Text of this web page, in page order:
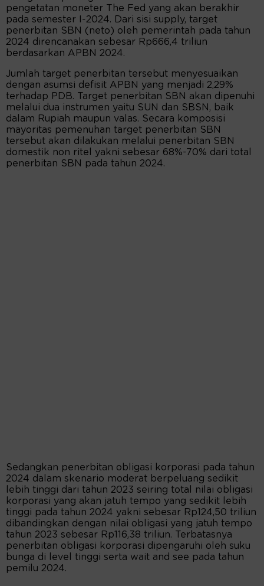
pengetatan moneter The Fed yang akan berakhir
pada semester I-2024. Dari sisi supply, target
penerbitan SBN (neto) oleh pemerintah pada tahun
2024 direncanakan sebesar Rp666,4 triliun
berdasarkan APBN 2024.
Jumlah target penerbitan tersebut menyesuaikan
dengan asumsi defisit APBN yang menjadi 2,29%
terhadap PDB. Target penerbitan SBN akan dipenuhi
melalui dua instrumen yaitu SUN dan SBSN, baik
dalam Rupiah maupun valas. Secara komposisi
mayoritas pemenuhan target penerbitan SBN
tersebut akan dilakukan melalui penerbitan SBN
domestik non ritel yakni sebesar 68%-70% dari total
penerbitan SBN pada tahun 2024.
Sedangkan penerbitan obligasi korporasi pada tahun
2024 dalam skenario moderat berpeluang sedikit
lebih tinggi dari tahun 2023 seiring total nilai obligasi
korporasi yang akan jatuh tempo yang sedikit lebih
tinggi pada tahun 2024 yakni sebesar Rp124,50 triliun
dibandingkan dengan nilai obligasi yang jatuh tempo
tahun 2023 sebesar Rp116,38 triliun. Terbatasnya
penerbitan obligasi korporasi dipengaruhi oleh suku
bunga di level tinggi serta wait and see pada tahun
pemilu 2024.